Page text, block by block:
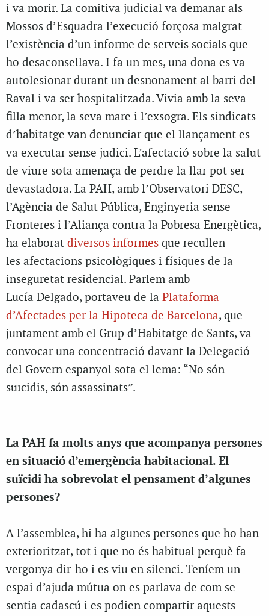
i va morir. La comitiva judicial va demanar als
Mossos d’Esquadra l’execució forçosa malgrat
l’existència d’un informe de serveis socials que
ho desaconsellava. I fa un mes, una dona es va
autolesionar durant un desnonament al barri del
Raval i va ser hospitalitzada. Vivia amb la seva
filla menor, la seva mare i l’exsogra. Els sindicats
d’habitatge van denunciar que el llançament es
va executar sense judici. L’afectació sobre la salut
de viure sota amenaça de perdre la llar pot ser
devastadora. La PAH, amb l’Observatori DESC,
l’Agència de Salut Pública, Enginyeria sense
Fronteres i l’Aliança contra la Pobresa Energètica,
ha elaborat diversos informes que recullen
les afectacions psicològiques i físiques de la
inseguretat residencial. Parlem amb
Lucía Delgado, portaveu de la Plataforma
d’Afectades per la Hipoteca de Barcelona, que
juntament amb el Grup d’Habitatge de Sants, va
convocar una concentració davant la Delegació
del Govern espanyol sota el lema: “No són
suïcidis, són assassinats”.
La PAH fa molts anys que acompanya persones
en situació d’emergència habitacional. El
suïcidi ha sobrevolat el pensament d’algunes
persones?
A l’assemblea, hi ha algunes persones que ho han
exterioritzat, tot i que no és habitual perquè fa
vergonya dir-ho i es viu en silenci. Teníem un
espai d’ajuda mútua on es parlava de com se
sentia cadascú i es podien compartir aquests